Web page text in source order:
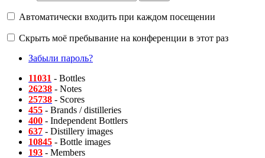
Автоматически входить при каждом посещении
Скрыть моё пребывание на конференции в этот раз
Забыли пароль?
11031 - Bottles
26238 - Notes
25738 - Scores
455 - Brands / distilleries
400 - Independent Bottlers
637 - Distillery images
10845 - Bottle images
193 - Members